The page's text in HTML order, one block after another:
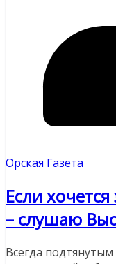
Орская Газета
Если
– слушаю
Всегда